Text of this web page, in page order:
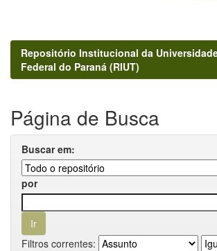
Repositório Institucional da
Federal do Paraná (RIUT)
Página de Busca
Buscar em:
por
Filtros correntes: